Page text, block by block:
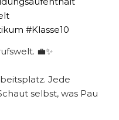
💼✨
Jede
selbst, was Pau